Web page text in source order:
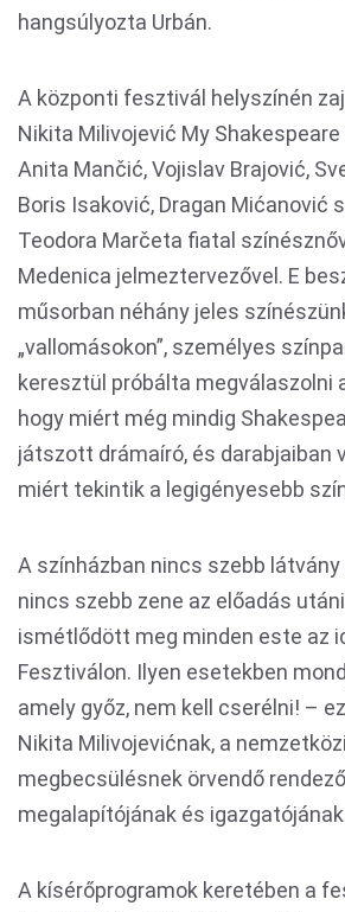
hangsúlyozta Urbán.
A központi fesztivál helyszínén
Nikita Milivojević My
Anita Mančić, Vojislav Brajović,
Boris Isaković, Dragan Mićanović
Teodora Marčeta fiatal
Medenica jelmeztervezővel. E
műsorban néhány jeles
„vallomásokon”, személyes
keresztül próbálta megválaszolni
hogy miért még mindig
játszott drámaíró, és darabjaiban
miért tekintik a legigényesebb
A színházban nincs szebb
nincs szebb zene az előadás
ismétlődött meg minden este az
Fesztiválon. Ilyen esetekben
amely győz, nem kell cserélni! –
Nikita Milivojevićnak, a nemzetközi
megbecsülésnek örvendő
megalapítójának és
A kísérőprogramok keretében a